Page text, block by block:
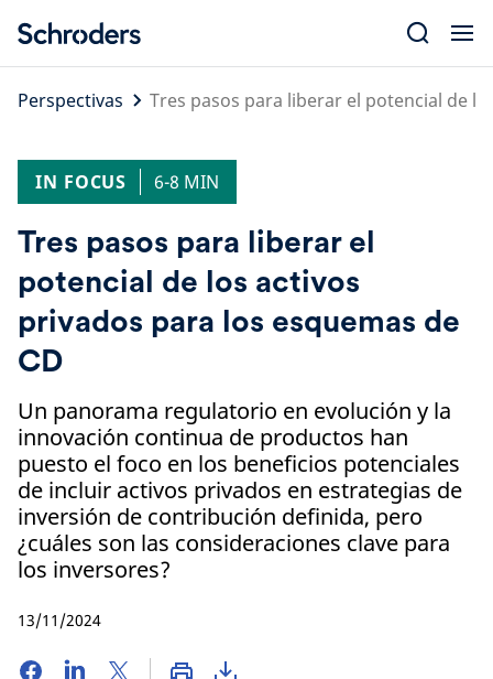
content
Perspectivas
Tres pasos para liberar el potencial de
IN FOCUS 6-8 MIN
Tres pasos para liberar el
potencial de los activos
privados para los esquemas de
CD
Un panorama regulatorio en evolución y la
innovación continua de productos han
puesto el foco en los beneficios potenciales
de incluir activos privados en estrategias de
inversión de contribución definida, pero
¿cuáles son las consideraciones clave para
los inversores?
13/11/2024